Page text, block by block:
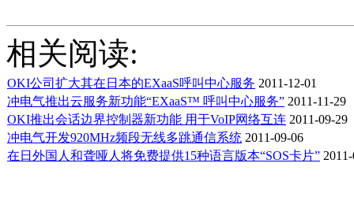
相关阅读:
OKI公司扩大其在日本的EXaaS呼叫中心服务 2011-12-01
冲电气推出云服务新功能“EXaaS™ 呼叫中心服务” 2011-11-29
OKI推出会话边界控制器新功能 用于VoIP网络互连 2011-09-29
冲电气开发920MHz频段无线多跳通信系统 2011-09-06
在日外国人和聋哑人将免费提供15种语言版本“SOS卡片”